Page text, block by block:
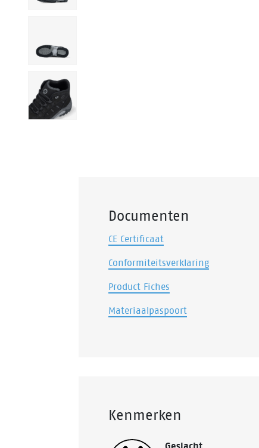
Documenten
CE Certificaat
Conformiteitsverklaring
Product Fiches
Materiaalpaspoort
Kenmerken